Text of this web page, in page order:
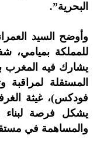
البحرية”.
وأوضح السيد
للمملكة بميامي،
يشارك فيه المغرب
المستقلة لمراقبة
فودكس)، غيثة
يشكل فرصة لبناء
والمساهمة في